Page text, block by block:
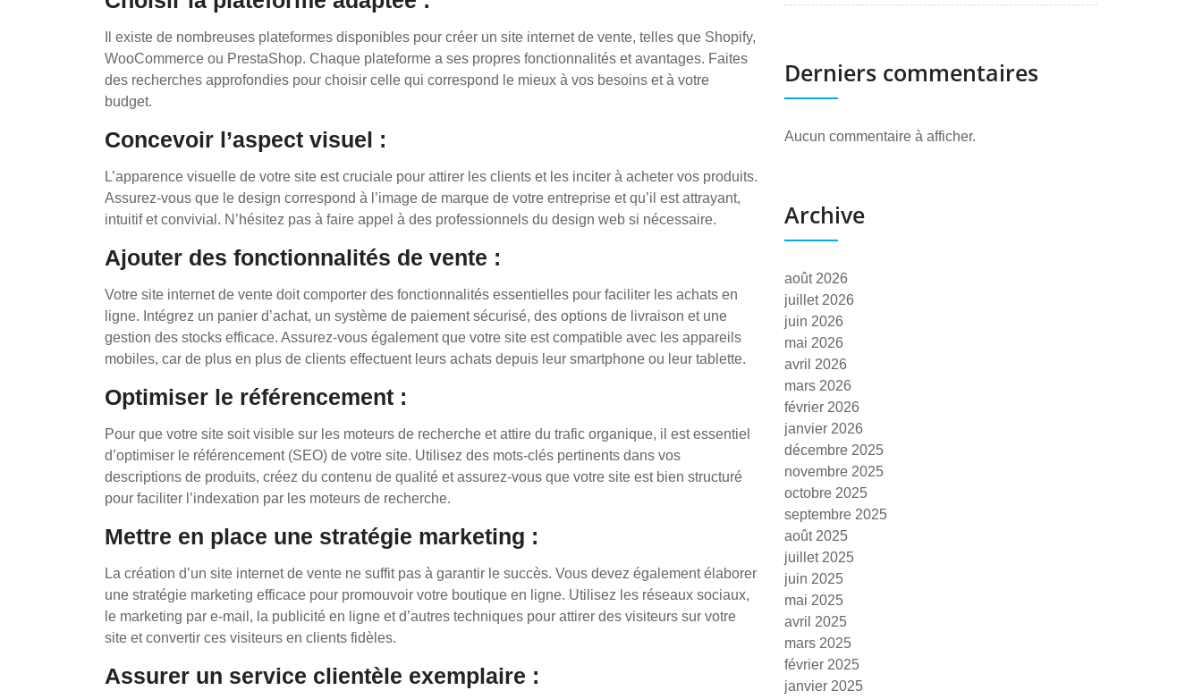
Il existe de nombreuses plateformes disponibles pour créer un site internet de vente, telles que Shopify,
WooCommerce ou PrestaShop. Chaque plateforme a ses propres fonctionnalités et avantages. Faites
des recherches approfondies pour choisir celle qui correspond le mieux à vos besoins et à votre
budget.
Concevoir l’aspect visuel :
L’apparence visuelle de votre site est cruciale pour attirer les clients et les inciter à acheter vos produits.
Assurez-vous que le design correspond à l’image de marque de votre entreprise et qu’il est attrayant,
intuitif et convivial. N’hésitez pas à faire appel à des professionnels du design web si nécessaire.
Ajouter des fonctionnalités de vente :
Votre site internet de vente doit comporter des fonctionnalités essentielles pour faciliter les achats en
ligne. Intégrez un panier d’achat, un système de paiement sécurisé, des options de livraison et une
gestion des stocks efficace. Assurez-vous également que votre site est compatible avec les appareils
mobiles, car de plus en plus de clients effectuent leurs achats depuis leur smartphone ou leur tablette.
Optimiser le référencement :
Pour que votre site soit visible sur les moteurs de recherche et attire du trafic organique, il est essentiel
d’optimiser le référencement (SEO) de votre site. Utilisez des mots-clés pertinents dans vos
descriptions de produits, créez du contenu de qualité et assurez-vous que votre site est bien structuré
pour faciliter l’indexation par les moteurs de recherche.
Mettre en place une stratégie marketing :
La création d’un site internet de vente ne suffit pas à garantir le succès. Vous devez également élaborer
une stratégie marketing efficace pour promouvoir votre boutique en ligne. Utilisez les réseaux sociaux,
le marketing par e-mail, la publicité en ligne et d’autres techniques pour attirer des visiteurs sur votre
site et convertir ces visiteurs en clients fidèles.
Assurer un service clientèle exemplaire :
Derniers commentaires
Aucun commentaire à afficher.
Archive
août 2026
juillet 2026
juin 2026
mai 2026
avril 2026
mars 2026
février 2026
janvier 2026
décembre 2025
novembre 2025
octobre 2025
septembre 2025
août 2025
juillet 2025
juin 2025
mai 2025
avril 2025
mars 2025
février 2025
janvier 2025